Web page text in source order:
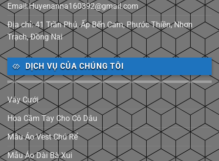
Email:Huyenanna160392@gmail.com
Địa chỉ: 41 Trần Phú, Ấp Bến Cam, Phước Thiền, Nhơn
Trạch, Đồng Nai
DỊCH VỤ CỦA CHÚNG TÔI
Váy Cưới
Hoa Cầm Tay Cho Cô Dâu
Mẫu Áo Vest Chú Rể
Mẫu Áo Dài Bà Xui